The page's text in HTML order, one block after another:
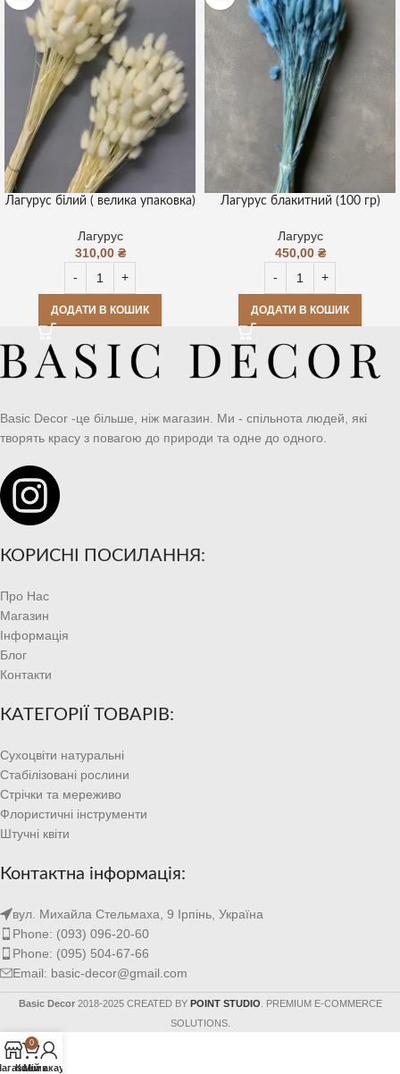
Лагурус білий ( велика упаковка)
Лагурус
310,00 ₴
ДОДАТИ В КОШИК
Лагурус блакитний (100 гр)
Лагурус
450,00 ₴
ДОДАТИ В КОШИК
Basic Decor -це більше, ніж магазин. Ми - спільнота людей, які
творять красу з повагою до природи та одне до одного.
КОРИСНІ ПОСИЛАННЯ:
Про Нас
Магазин
Інформація
Блог
Контакти
КАТЕГОРІЇ ТОВАРІВ:
Сухоцвіти натуральні
Стабілізовані рослини
Стрічки та мереживо
Флористичні інструменти
Штучні квіти
Контактна інформація:
вул. Михайла Стельмаха, 9 Ірпінь, Україна
Phone: (093) 096-20-60
Phone: (095) 504-67-66
Email: basic-decor@gmail.com
Basic Decor 2018-2025 CREATED BY POINT STUDIO . PREMIUM E-COMMERCE
SOLUTIONS.
0
Кошик
Мій акаунт